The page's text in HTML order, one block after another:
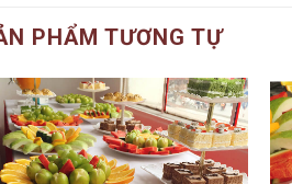
PHẨM TƯƠNG TỰ
Add to
wishlist